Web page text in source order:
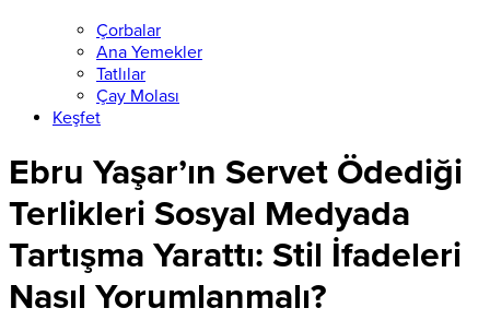
Çorbalar
Ana Yemekler
Tatlılar
Çay Molası
Keşfet
Ebru Yaşar’ın Servet Ödediği
Terlikleri Sosyal Medyada
Tartışma Yarattı: Stil İfadeleri
Nasıl Yorumlanmalı?